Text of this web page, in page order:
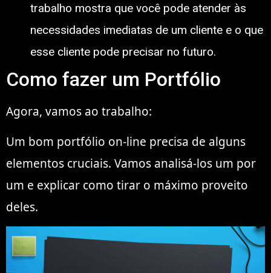
trabalho mostra que você pode atender às
necessidades imediatas de um cliente e o que
esse cliente pode precisar no futuro.
Como fazer um Portfólio
Agora, vamos ao trabalho:
Um bom portfólio on-line precisa de alguns
elementos cruciais. Vamos analisá-los um por
um e explicar como tirar o máximo proveito
deles.